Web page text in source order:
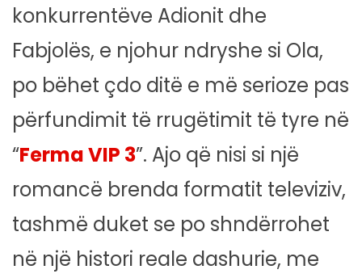
konkurrentëve Adionit dhe
Fabjolës, e njohur ndryshe si Ola,
po bëhet çdo ditë e më serioze pas
përfundimit të rrugëtimit të tyre në
“Ferma VIP 3”. Ajo që nisi si një
romancë brenda formatit televiziv,
tashmë duket se po shndërrohet
në një histori reale dashurie, me